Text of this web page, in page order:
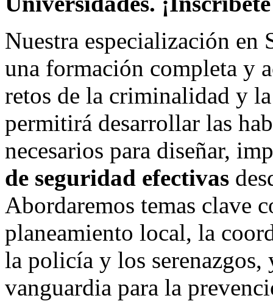
Nuestra especialización en
una formación completa y
retos de la criminalidad y
permitirá desarrollar las
necesarios para diseñar,
de seguridad efectivas
Abordaremos temas clave
planeamiento local, la
la policía y los
vanguardia para la